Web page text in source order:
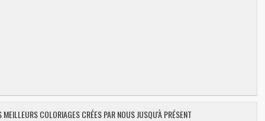
MEILLEURS COLORIAGES CRÉES PAR NOUS JUSQU'À PRÉSENT